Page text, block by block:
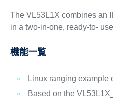
The VL53L1X combines an
in a two-in-one, ready-to-
機能一覧
Linux ranging example
Based on the